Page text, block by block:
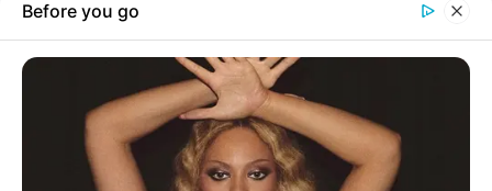
megváltoztathatja a preferenciáit, vagy visszavonhatja
hozzájárulását, ha visszatér erre az oldalra, és rákattint az oldal
alján található "Adatvédelem" gombra.
Miközben hazafelé autóznak, egész úton panaszkodik a férjének:
– Pedig most olyan jó formában voltam! Olyan izgatott vagyok, hogy
holnap biztos elrontom majd a választ!